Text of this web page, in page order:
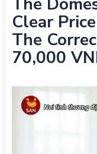
Clear
The
70,000